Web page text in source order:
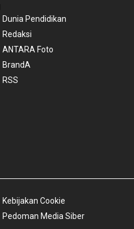
Dunia Pendidikan
Redaksi
ANTARA Foto
BrandA
RSS
Kebijakan Cookie
Pedoman Media Siber